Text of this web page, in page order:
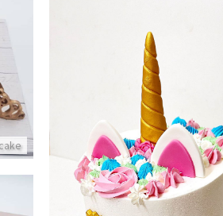
חד קרן מושלמת למסיבה
פרטים נוספים